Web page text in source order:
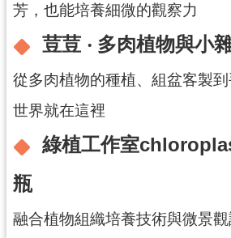
芳，也能培養細微的觀察力
荳荳 ‧ 多肉植物與小
從多肉植物的種植、組盆客製
世界就在這裡
綠植工作室
瓶
融合植物組織培養技術與微景